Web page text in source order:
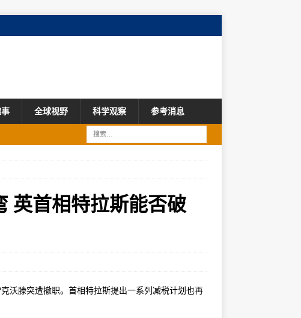
全球视野 科学观察 参考消息
英首相特拉斯能否破
沃滕突遭撤职。首相特拉斯提出一系列减税计划也再